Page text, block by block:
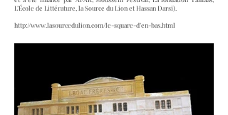
L’École de Littérature, la Source du Lion et Hassan Darsi).
http://www.lasourcedulion.com/le-square-d’en-bas.html